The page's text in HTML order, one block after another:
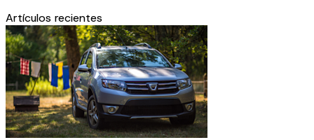
Artículos recientes